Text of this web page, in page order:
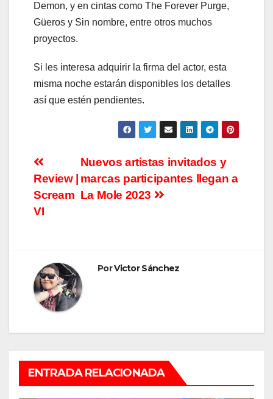
Demon, y en cintas como The Forever Purge,
Güeros y Sin nombre, entre otros muchos
proyectos.
Si les interesa adquirir la firma del actor, esta
misma noche estarán disponibles los detalles
así que estén pendientes.
Navegación
de
entradas
Nuevos artistas invitados y
marcas participantes llegan a
La Mole 2023
Review |
Scream
VI
PorVictor Sánchez
ENTRADA RELACIONADA